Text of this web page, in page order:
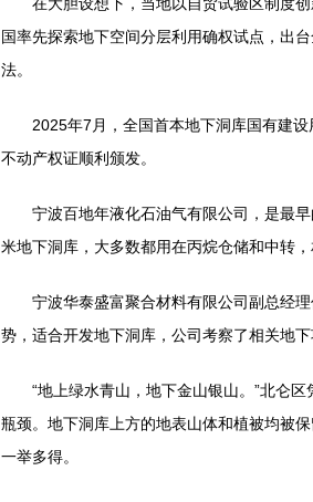
国率先探索地下空间分层利用确权试点，出
法。
2025年7月，全国首本地下洞库国有建设
不动产权证顺利颁发。
宁波百地年液化石油气有限公司，是最早
米地下洞库，大多数都用在丙烷仓储和中转
宁波华泰盛富聚合材料有限公司副总经理
势，适合开发地下洞库，公司考察了相关地
“地上绿水青山，地下金山银山。”北仑区
瓶颈。地下洞库上方的地表山体和植被均被
一举多得。